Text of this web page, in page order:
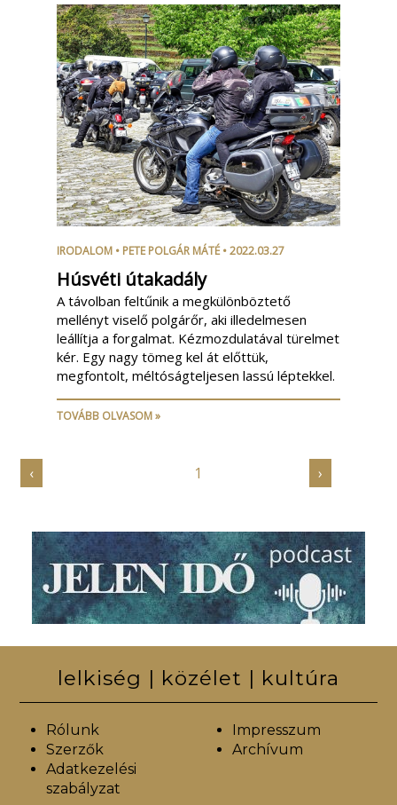
IRODALOM • PETE POLGÁR MÁTÉ• 2022.03.27
Húsvéti útakadály
A távolban feltűnik a megkülönböztető
mellényt viselő polgárőr, aki illedelmesen
leállítja a forgalmat. Kézmozdulatával türelmet
kér. Egy nagy tömeg kel át előttük,
megfontolt, méltóságteljesen lassú léptekkel.
TOVÁBB OLVASOM »
‹ 1 ›
lelkiség | közélet | kultúra
Rólunk
Szerzők
Adatkezelési
szabályzat
Impresszum
Archívum